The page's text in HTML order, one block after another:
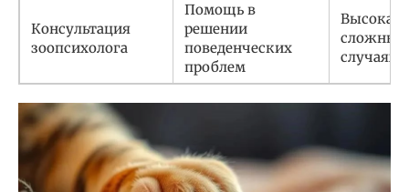
Консультация
зоопсихолога
Помощь в
решении
поведенческих
проблем
Высокая,
сложных
случаях